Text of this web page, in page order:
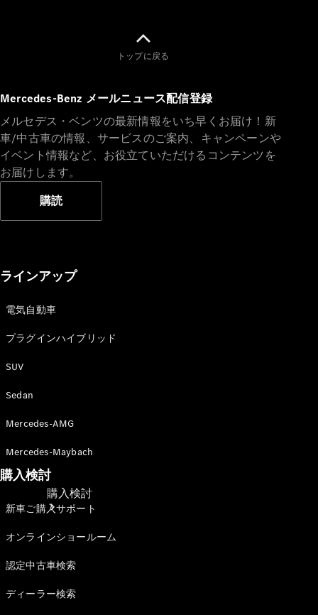
試乗リクエ
スト
オンライン
ショールー
購入検討
トップに戻る
Mercedes-Benz メールニュース配信登録
メルセデス・ベンツの最新情報をいち早くお届け！新
車/中古車の情報、サービスのご案内、キャンペーンや
イベント情報など、お役立ていただけるコンテンツを
お届けします。
購読
ラインアップ
電気自動車
プラグインハイブリッド
SUV
Sedan
Mercedes-AMG
Mercedes-Maybach
購入検討
新車ご購入サポート
オンラインショールーム
認定中古車検索
ディーラー検索